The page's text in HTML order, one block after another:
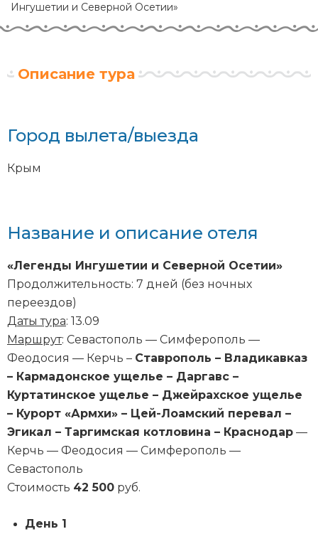
Ингушетии и Северной Осетии»
Описание тура
Город вылета/выезда
Крым
Название и описание отеля
«Легенды Ингушетии и Северной Осетии»
Продолжительность: 7 дней (без ночных
переездов)
Даты тура: 13.09
Маршрут: Севастополь — Симферополь —
Феодосия — Керчь – Ставрополь – Владикавказ
– Кармадонское ущелье – Даргавс –
Куртатинское ущелье – Джейрахское ущелье
– Курорт «Армхи» – Цей-Лоамский перевал –
Эгикал – Таргимская котловина – Краснодар —
Керчь — Феодосия — Симферополь —
Севастополь
Стоимость 42 500 руб.
День 1